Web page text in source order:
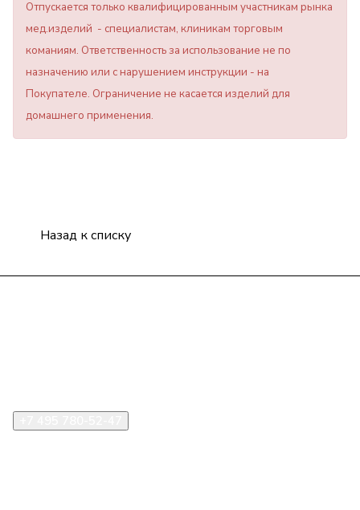
Отпускается только квалифицированным участникам рынка
мед.изделий - специалистам, клиникам торговым
команиям. Ответственность за использование не по
назначению или с нарушением инструкции - на
Покупателе. Ограничение не касается изделий для
домашнего применения.
Назад к списку